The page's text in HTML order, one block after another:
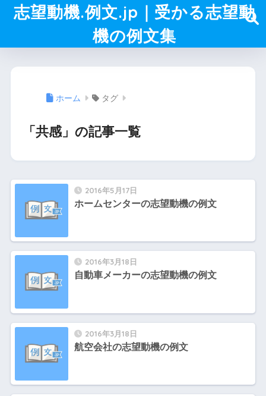
志望動機.例文.jp｜受かる志望動
機の例文集
ホーム タグ
「共感」の記事一覧
2016年5月17日
ホームセンターの志望動機の例文
2016年3月18日
自動車メーカーの志望動機の例文
2016年3月18日
航空会社の志望動機の例文